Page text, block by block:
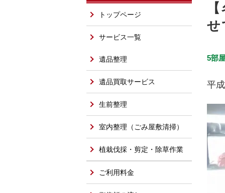
せ
5部
平
トップページ
サービス一覧
遺品整理
遺品買取サービス
生前整理
室内整理（ごみ屋敷清掃）
植栽伐採・剪定・除草作業
ご利用料金